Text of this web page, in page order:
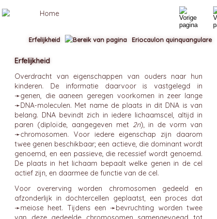
Erfelijkheid
Overdracht van eigenschappen van ouders naar hun
kinderen. De informatie daarvoor is vastgelegd in
➛genen, die aaneen geregen voorkomen in zeer lange
➛DNA-moleculen. Met name de plaats in dit DNA is van
belang. DNA bevindt zich in iedere lichaamscel, altijd in
paren (diploïde, aangegeven met 2n), in de vorm van
➛chromosomen. Voor iedere eigenschap zijn daarom
twee genen beschikbaar; een actieve, die dominant wordt
genoemd, en een passieve, die recessief wordt genoemd.
De plaats in het lichaam bepaalt welke genen in de cel
actief zijn, en daarmee de functie van de cel.
Voor overerving worden chromosomen gedeeld en
afzonderlijk in dochtercellen geplaatst, een proces dat
➛meiose heet. Tijdens een ➛bevruchting worden twee
Erfelijkheid Eriocaulon quinquangulare